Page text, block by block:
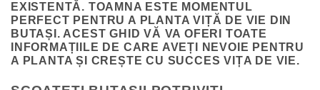
EXISTENTĂ. TOAMNA ESTE MOMENTUL
PERFECT PENTRU A PLANTA VIȚĂ DE VIE DIN
BUTAȘI. ACEST GHID VĂ VA OFERI TOATE
INFORMAȚIILE DE CARE AVEȚI NEVOIE PENTRU
A PLANTA ȘI CREȘTE CU SUCCES VIȚA DE VIE.